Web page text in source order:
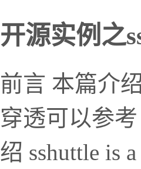
开源实例之
前言 本篇介
穿透可以参
绍 sshuttle is